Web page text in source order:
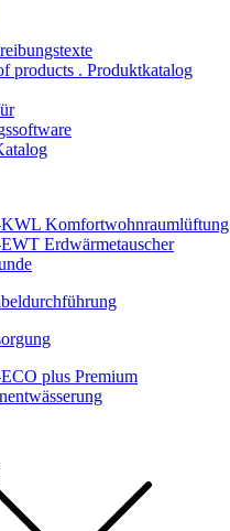
products . Produktkatalog
Komfortwohnraumlüftung
Erdwärmetauscher
plus Premium